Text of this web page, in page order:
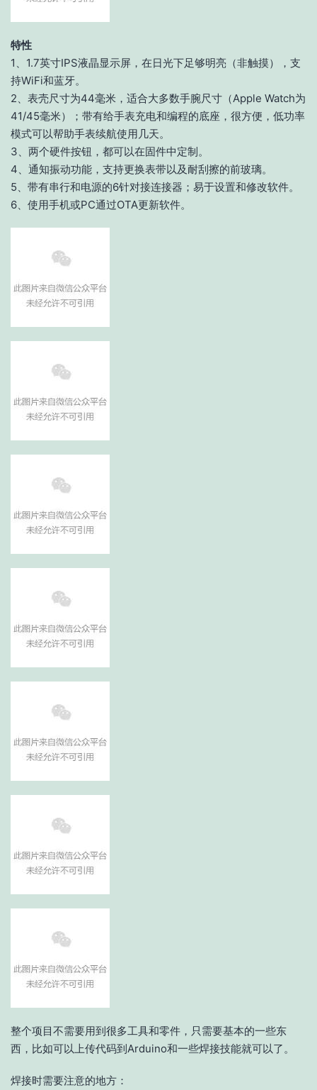
特性
1、1.7英寸IPS液晶显示屏，在日光下足够明亮（非触摸），支
持WiFi和蓝牙。
2、表壳尺寸为44毫米，适合大多数手腕尺寸（Apple Watch为
41/45毫米）；带有给手表充电和编程的底座，很方便，低功率
模式可以帮助手表续航使用几天。
3、两个硬件按钮，都可以在固件中定制。
4、通知振动功能，支持更换表带以及耐刮擦的前玻璃。
5、带有串行和电源的6针对接连接器；易于设置和修改软件。
6、使用手机或PC通过OTA更新软件。
整个项目不需要用到很多工具和零件，只需要基本的一些东
西，比如可以上传代码到Arduino和一些焊接技能就可以了。
焊接时需要注意的地方：